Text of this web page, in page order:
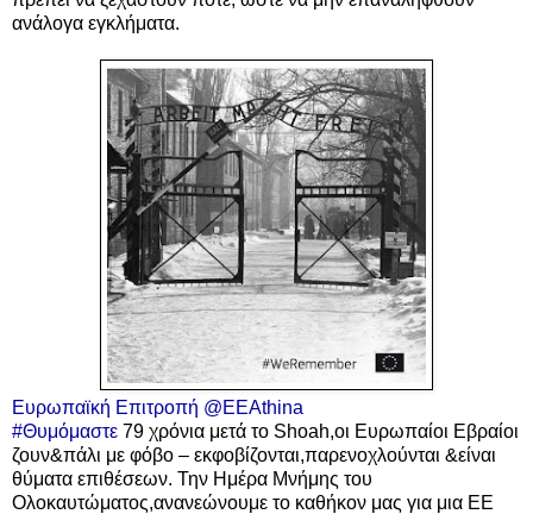
ανάλογα εγκλήματα.
Ευρωπαϊκή Επιτροπή @EEAthina
#Θυμόμαστε 79 χρόνια μετά το Shoah,οι Ευρωπαίοι Εβραίοι
ζουν&πάλι με φόβο – εκφοβίζονται,παρενοχλούνται &είναι
θύματα επιθέσεων. Την Ημέρα Μνήμης του
Ολοκαυτώματος,ανανεώνουμε το καθήκον μας για μια ΕΕ